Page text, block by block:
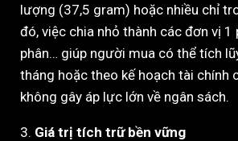
lượng (37,5 gram) hoặc nhiều chỉ
đó, việc chia nhỏ thành các đơn vị 1
phân… giúp người mua có thể tích
tháng hoặc theo kế hoạch tài chính
không gây áp lực lớn về ngân sách.
3. Giá trị tích trữ bền vững